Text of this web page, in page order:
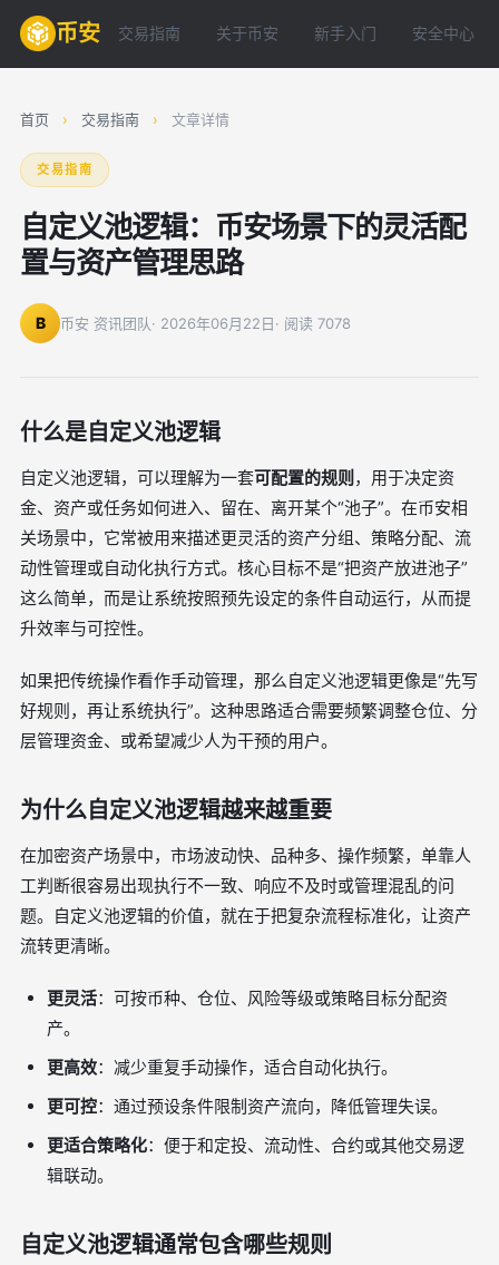
币安 交易指南 关于币安 新手入门 安全中心
首页 › 交易指南 › 文章详情
交易指南
自定义池逻辑：币安场景下的灵活配
置与资产管理思路
B 币安 资讯团队· 2026年06月22日· 阅读 7078
什么是自定义池逻辑
自定义池逻辑，可以理解为一套可配置的规则 ，用于决定资
金、资产或任务如何进入、留在、离开某个“池子”。在币安相
关场景中，它常被用来描述更灵活的资产分组、策略分配、流
动性管理或自动化执行方式。核心目标不是“把资产放进池子”
这么简单，而是让系统按照预先设定的条件自动运行，从而提
升效率与可控性。
如果把传统操作看作手动管理，那么自定义池逻辑更像是“先写
好规则，再让系统执行”。这种思路适合需要频繁调整仓位、分
层管理资金、或希望减少人为干预的用户。
为什么自定义池逻辑越来越重要
在加密资产场景中，市场波动快、品种多、操作频繁，单靠人
工判断很容易出现执行不一致、响应不及时或管理混乱的问
题。自定义池逻辑的价值，就在于把复杂流程标准化，让资产
流转更清晰。
更灵活：可按币种、仓位、风险等级或策略目标分配资
产。
更高效：减少重复手动操作，适合自动化执行。
更可控：通过预设条件限制资产流向，降低管理失误。
更适合策略化：便于和定投、流动性、合约或其他交易逻
辑联动。
自定义池逻辑通常包含哪些规则